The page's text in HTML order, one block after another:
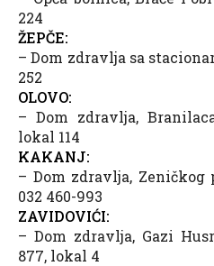
224
ŽEPČE:
– Dom zdravlja sa
252
OLOVO:
– Dom zdravlja,
lokal 114
KAKANJ:
– Dom zdravlja, Zeničkog
032 460-993
ZAVIDOVIĆI:
– Dom zdravlja, Gazi
877, lokal 4